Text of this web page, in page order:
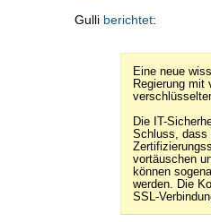
Gulli berichtet:
Eine neue
Regierung mit
Die IT-
Schluss, dass
vortäuschen
können
werden. Die
SSL-